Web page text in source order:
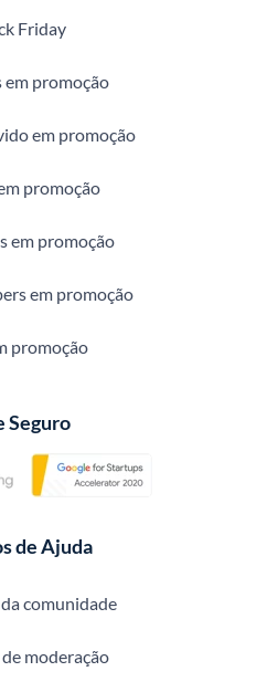
Friday
em promoção
em promoção
promoção
em promoção
em promoção
promoção
Seguro
de Ajuda
comunidade
moderação